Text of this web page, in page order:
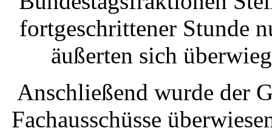
fortgeschrittener Stunde
äußerten sich
Anschließend wurde der
Fachausschüsse